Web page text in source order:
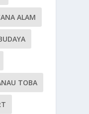
ALAM
TOBA